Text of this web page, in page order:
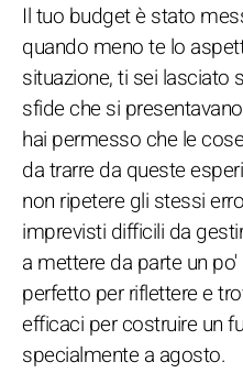
Il tuo budget è stato
quando meno te lo
situazione, ti sei lasciato
sfide che si
hai permesso che le
da trarre da queste
non ripetere gli stessi
imprevisti difficili da
a mettere da parte un
perfetto per riflettere e
efficaci per costruire un
specialmente a agosto.